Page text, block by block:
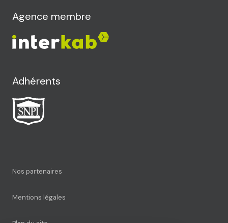
Agence membre
Adhérents
Nos partenaires
Mentions légales